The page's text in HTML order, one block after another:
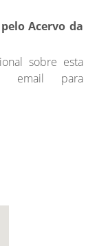
Acervo da
sobre esta
email para